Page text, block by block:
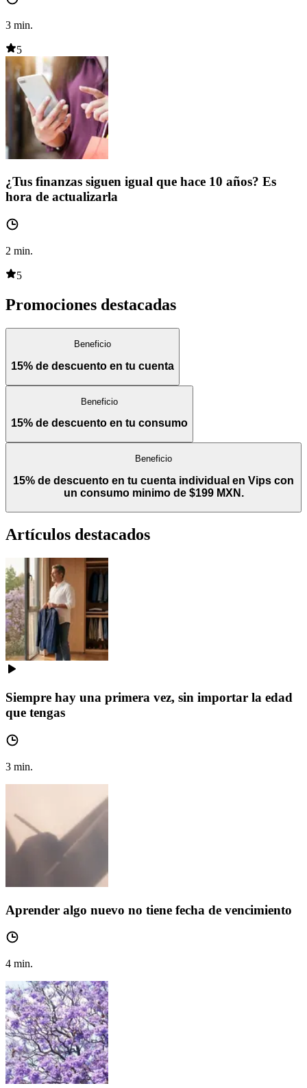
3 min.
5
¿Tus finanzas siguen igual que hace 10 años? Es
hora de actualizarla
2 min.
5
Promociones destacadas
Beneficio
15% de descuento en tu cuenta
Beneficio
15% de descuento en tu consumo
Beneficio
15% de descuento en tu cuenta individual en Vips con
un consumo minimo de $199 MXN.
Artículos destacados
Siempre hay una primera vez, sin importar la edad
que tengas
3 min.
Aprender algo nuevo no tiene fecha de vencimiento
4 min.